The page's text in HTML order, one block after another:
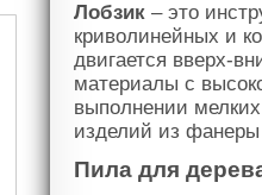
Лобзик – это
криволинейных и
двигается вверх-
материалы с
выполнении
изделий из
Пила для